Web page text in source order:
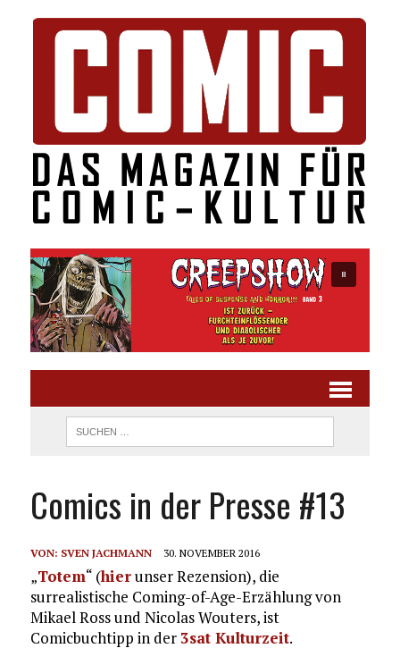
Comics in der Presse #13
VON: SVEN JACHMANN 30. NOVEMBER 2016
„Totem“ (hierunser Rezension), die
surrealistische Coming-of-Age-Erzählung von
Mikael Ross und Nicolas Wouters, ist
Comicbuchtipp in der3sat Kulturzeit.